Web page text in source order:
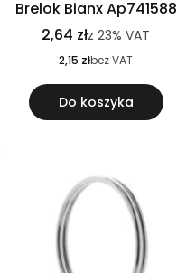
Brelok Bianx Ap741588
2,64 złz23% VAT
2,15 złbez VAT
Do koszyka